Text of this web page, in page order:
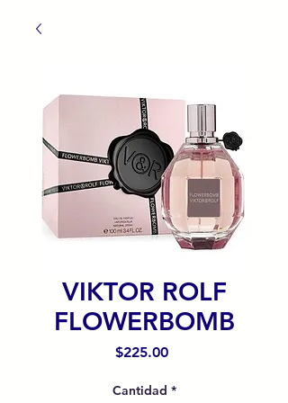
VIKTOR ROLF
FLOWERBOMB
$225.00Precio
Cantidad *